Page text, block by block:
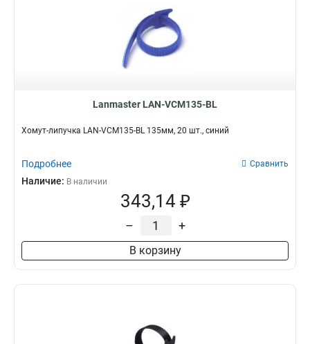
Lanmaster LAN-VCM135-BL
Хомут-липучка LAN-VCM135-BL 135мм, 20 шт., синий
Подробнее Сравнить
Наличие: В наличии
343,14 ₽
– +
В корзину